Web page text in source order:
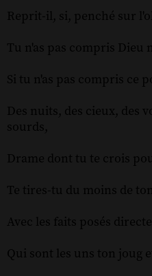
Reprit-il, si, penché sur
Tu n'as pas compris Dieu
Si tu n'as pas compris ce
Des nuits, des cieux, des
sourds,
Drame dont tu te crois
Te tires-tu du moins de
Avec les faits posés
Qui sont les uns ton joug